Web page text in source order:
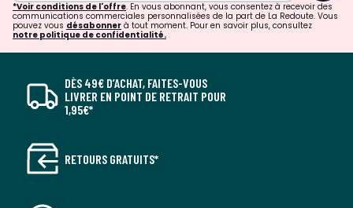
*Voir conditions de l'offre. En vous abonnant, vous consentez à recevoir des
communications commerciales personnalisées de la part de La Redoute. Vous
pouvez vous désabonner à tout moment. Pour en savoir plus, consultez
notre politique de confidentialité.
DÈS 49€ D’ACHAT, FAITES-VOUS
LIVRER EN POINT DE RETRAIT POUR
1,95€*
RETOURS GRATUITS*